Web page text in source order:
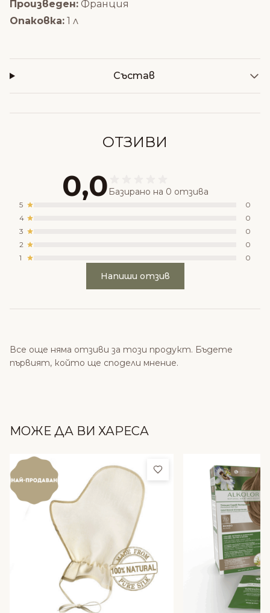
Произведен: Франция
Опаковка: 1 л
Състав
ОТЗИВИ
0,0 Базирано на 0 отзива
5
0
4
0
3
0
2
0
1
0
Напиши отзив
Все още няма отзиви за този продукт. Бъдете
първият, който ще сподели мнение.
МОЖЕ ДА ВИ ХАРЕСА
Добави в любими